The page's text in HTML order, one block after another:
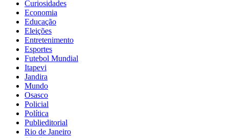
Curiosidades
Economia
Educação
Eleições
Entretenimento
Esportes
Futebol Mundial
Itapevi
Jandira
Mundo
Osasco
Policial
Política
Publieditorial
Rio de Janeiro